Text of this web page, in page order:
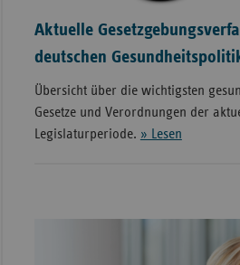
Aktuelle
deutschen
Übersicht über die wichtigsten
Gesetze und Verordnungen der
Legislaturperiode. » Lesen